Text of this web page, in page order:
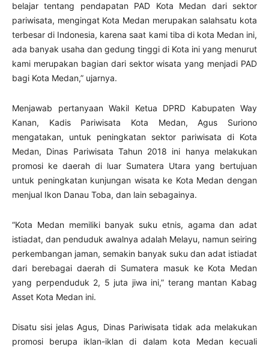
belajar tentang pendapatan PAD Kota Medan dari sektor
pariwisata, mengingat Kota Medan merupakan salahsatu kota
terbesar di Indonesia, karena saat kami tiba di kota Medan ini,
ada banyak usaha dan gedung tinggi di Kota ini yang menurut
kami merupakan bagian dari sektor wisata yang menjadi PAD
bagi Kota Medan,” ujarnya.
Menjawab pertanyaan Wakil Ketua DPRD Kabupaten Way
Kanan, Kadis Pariwisata Kota Medan, Agus Suriono
mengatakan, untuk peningkatan sektor pariwisata di Kota
Medan, Dinas Pariwisata Tahun 2018 ini hanya melakukan
promosi ke daerah di luar Sumatera Utara yang bertujuan
untuk peningkatan kunjungan wisata ke Kota Medan dengan
menjual Ikon Danau Toba, dan lain sebagainya.
“Kota Medan memiliki banyak suku etnis, agama dan adat
istiadat, dan penduduk awalnya adalah Melayu, namun seiring
perkembangan jaman, semakin banyak suku dan adat istiadat
dari berebagai daerah di Sumatera masuk ke Kota Medan
yang perpenduduk 2, 5 juta jiwa ini,” terang mantan Kabag
Asset Kota Medan ini.
Disatu sisi jelas Agus, Dinas Pariwisata tidak ada melakukan
promosi berupa iklan-iklan di dalam kota Medan kecuali